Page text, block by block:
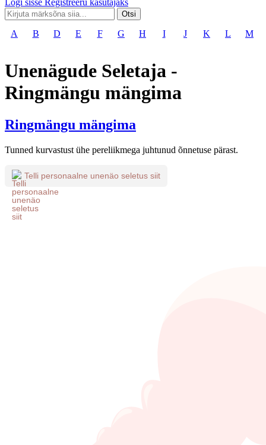
Logi sisse Registreeru kasutajaks
Otsi
A B D E F G H I J K L M
Unenägude Seletaja -
Ringmängu mängima
Ringmängu mängima
Tunned kurvastust ühe pereliikmega juhtunud õnnetuse pärast.
Telli personaalne unenäo seletus siit